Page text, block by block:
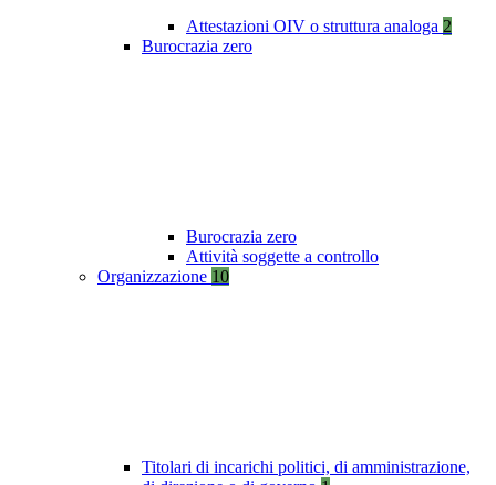
Attestazioni OIV o struttura analoga 2
Burocrazia zero
Burocrazia zero
Attività soggette a controllo
Organizzazione 10
Titolari di incarichi politici, di amministrazione,